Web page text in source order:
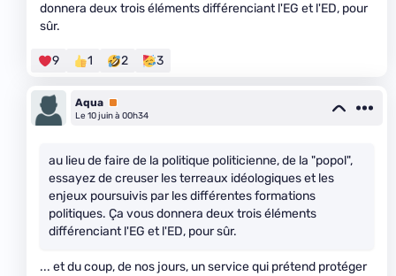
donnera deux trois éléments différenciant l'EG et l'ED, pour
sûr.
9 1 2 3
Aqua Premium
Le 10 juin à 00h34
au lieu de faire de la politique politicienne, de la "popol",
essayez de creuser les terreaux idéologiques et les
enjeux poursuivis par les différentes formations
politiques. Ça vous donnera deux trois éléments
différenciant l'EG et l'ED, pour sûr.
... et du coup, de nos jours, un service qui prétend protéger